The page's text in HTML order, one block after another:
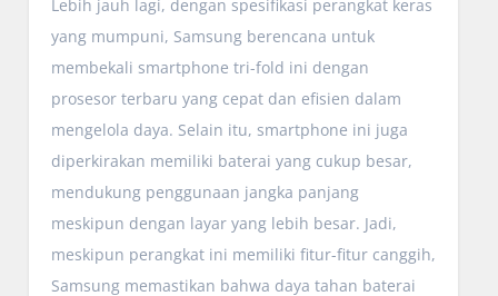
Lebih jauh lagi, dengan spesifikasi perangkat keras
yang mumpuni, Samsung berencana untuk
membekali smartphone tri-fold ini dengan
prosesor terbaru yang cepat dan efisien dalam
mengelola daya. Selain itu, smartphone ini juga
diperkirakan memiliki baterai yang cukup besar,
mendukung penggunaan jangka panjang
meskipun dengan layar yang lebih besar. Jadi,
meskipun perangkat ini memiliki fitur-fitur canggih,
Samsung memastikan bahwa daya tahan baterai